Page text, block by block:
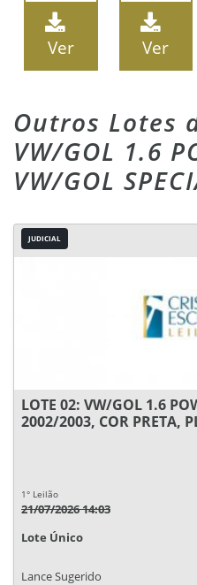
Ver Ver
Outros Lotes
VW/GOL 1.6
VW/GOL
JUDICIAL
LOTE 02: VW/GOL 1.6
2002/2003, COR PRETA,
1° Leilão
21/07/2026 14:03
Lote Único
Lance Sugerido